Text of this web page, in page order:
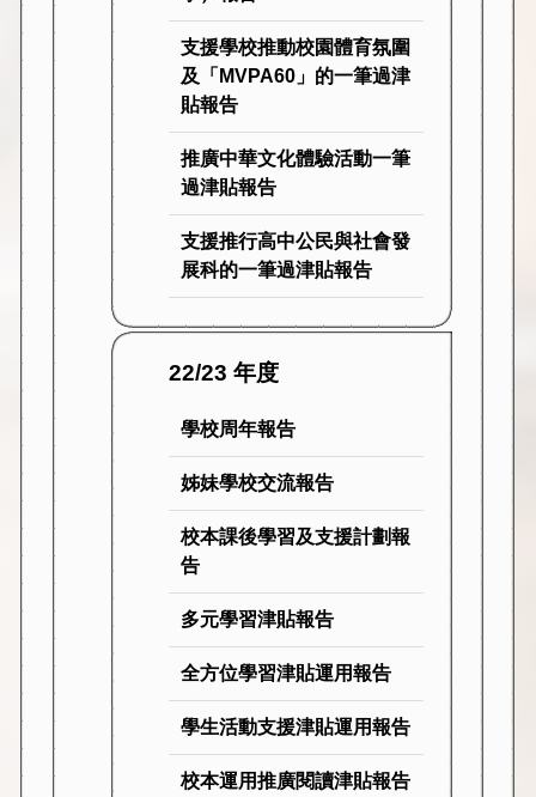
支援學校推動校園體育氛圍
及「MVPA60」的一筆過津
貼報告
推廣中華文化體驗活動一筆
過津貼報告
支援推行高中公民與社會發
展科的一筆過津貼報告
22/23 年度
學校周年報告
姊妹學校交流報告
校本課後學習及支援計劃報
告
多元學習津貼報告
全方位學習津貼運用報告
學生活動支援津貼運用報告
校本運用推廣閱讀津貼報告